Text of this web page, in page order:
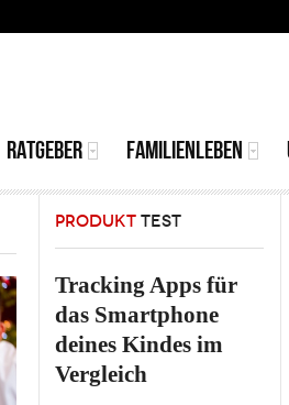
RATGEBER FAMILIENLEBEN
PRODUKT TEST
Tracking Apps für
das Smartphone
deines Kindes im
Vergleich